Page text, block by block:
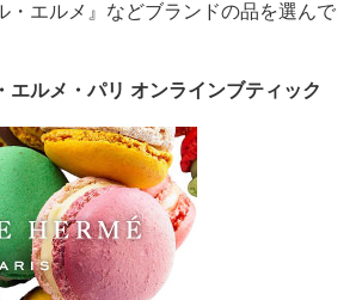
・エルメ』などブランドの品を選んで
エルメ・パリ オンラインブティック